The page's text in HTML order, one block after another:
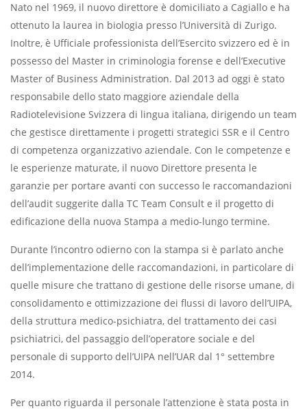
Nato nel 1969, il nuovo direttore è domiciliato a Cagiallo e ha
ottenuto la laurea in biologia presso l’Università di Zurigo.
Inoltre, è Ufficiale professionista dell’Esercito svizzero ed è in
possesso del Master in criminologia forense e dell’Executive
Master of Business Administration. Dal 2013 ad oggi è stato
responsabile dello stato maggiore aziendale della
Radiotelevisione Svizzera di lingua italiana, dirigendo un team
che gestisce direttamente i progetti strategici SSR e il Centro
di competenza organizzativo aziendale. Con le competenze e
le esperienze maturate, il nuovo Direttore presenta le
garanzie per portare avanti con successo le raccomandazioni
dell’audit suggerite dalla TC Team Consult e il progetto di
edificazione della nuova Stampa a medio-lungo termine.
Durante l’incontro odierno con la stampa si è parlato anche
dell’implementazione delle raccomandazioni, in particolare di
quelle misure che trattano di gestione delle risorse umane, di
consolidamento e ottimizzazione dei flussi di lavoro dell’UIPA,
della struttura medico-psichiatra, del trattamento dei casi
psichiatrici, del passaggio dell’operatore sociale e del
personale di supporto dell’UIPA nell’UAR dal 1° settembre
2014.
Per quanto riguarda il personale l’attenzione è stata posta in